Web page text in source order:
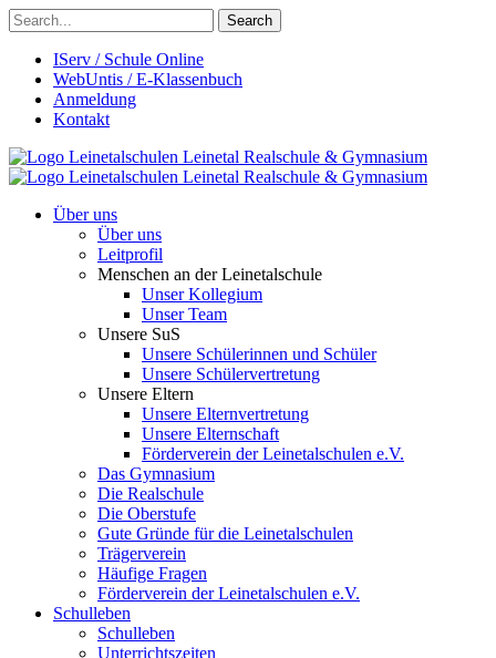
Search
IServ / Schule Online
WebUntis / E-Klassenbuch
Anmeldung
Kontakt
Leinetalschulen Leinetal Realschule & Gymnasium
Leinetalschulen Leinetal Realschule & Gymnasium
Über uns
Über uns
Leitprofil
Menschen an der Leinetalschule
Unser Kollegium
Unser Team
Unsere SuS
Unsere Schülerinnen und Schüler
Unsere Schülervertretung
Unsere Eltern
Unsere Elternvertretung
Unsere Elternschaft
Förderverein der Leinetalschulen e.V.
Das Gymnasium
Die Realschule
Die Oberstufe
Gute Gründe für die Leinetalschulen
Trägerverein
Häufige Fragen
Förderverein der Leinetalschulen e.V.
Schulleben
Schulleben
Unterrichtszeiten